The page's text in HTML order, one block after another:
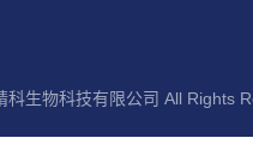
科生物科技有限公司 All Rights